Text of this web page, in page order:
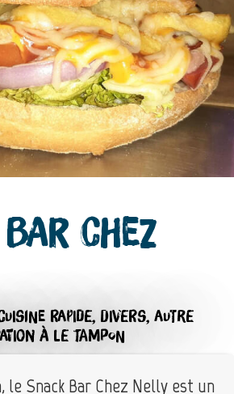
Chez
RAPIDE, DIVERS, AUTRE
À LE TAMPON
le Snack Bar Chez Nelly est un